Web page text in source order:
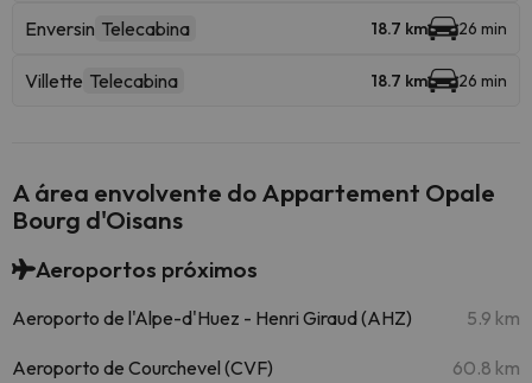
Enversin Telecabina 18.7 km 26 min
Villette Telecabina 18.7 km 26 min
A área envolvente do Appartement Opale
Bourg d'Oisans
Aeroportos próximos
Aeroporto de l'Alpe-d'Huez - Henri Giraud (AHZ) 5.9 km
Aeroporto de Courchevel (CVF) 60.8 km